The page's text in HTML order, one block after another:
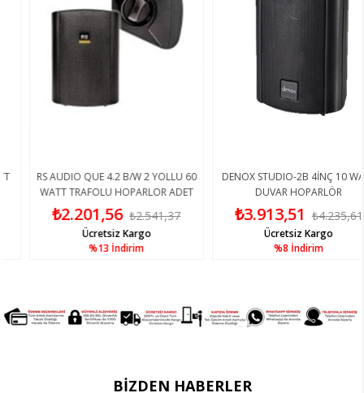
RS AUDIO QUE 4.2 B/W 2 YOLLU 60
WATT TRAFOLU HOPARLOR ADET
FİYAT
₺2.201,56 ₺2.541,37
%13İndirim
Ücretsiz Kargo
DENOX STUDIO-2B 4İNÇ 10 WATT
DUVAR HOPARLÖR
₺3.913,51 ₺4.235,61
İndirim
Ücretsiz Kargo
BIZDEN HABERLER